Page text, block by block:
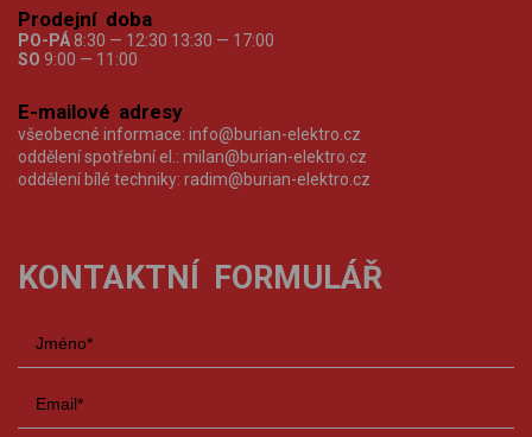
Prodejní doba
PO-PÁ 8:30 — 12:30 13:30 — 17:00
SO 9:00 — 11:00
E-mailové adresy
všeobecné informace: info@burian-elektro.cz
oddělení spotřební el.: milan@burian-elektro.cz
oddělení bílé techniky: radim@burian-elektro.cz
KONTAKTNÍ FORMULÁŘ